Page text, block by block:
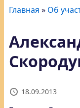
Главная » Об
18.09.2013